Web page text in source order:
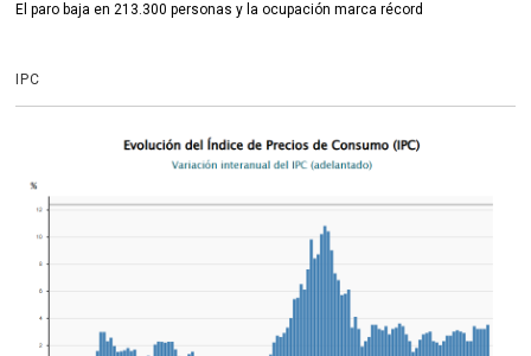
El paro baja en 213.300 personas y la ocupación marca récord
IPC